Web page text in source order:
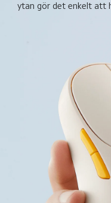
ytan gör det enkelt att